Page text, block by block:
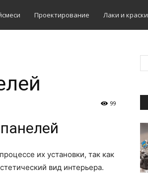
Проектирование Лаки и краски
99
их установки, так как
вид интерьера.